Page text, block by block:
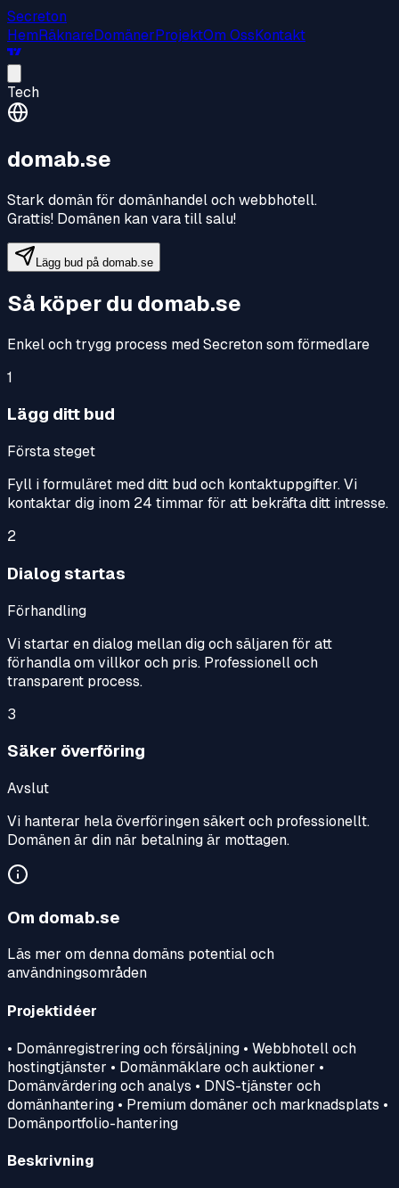
Secreton
HemRäknareDomänerProjektOm OssKontakt
Tech
domab.se
Stark domän för domänhandel och webbhotell.
Grattis! Domänen kan vara till salu!
Lägg bud på domab.se
Så köper du domab.se
Enkel och trygg process med Secreton som förmedlare
1
Lägg ditt bud
Första steget
Fyll i formuläret med ditt bud och kontaktuppgifter. Vi
kontaktar dig inom 24 timmar för att bekräfta ditt intresse.
2
Dialog startas
Förhandling
Vi startar en dialog mellan dig och säljaren för att
förhandla om villkor och pris. Professionell och
transparent process.
3
Säker överföring
Avslut
Vi hanterar hela överföringen säkert och professionellt.
Domänen är din när betalning är mottagen.
Om domab.se
Läs mer om denna domäns potential och
användningsområden
Projektidéer
• Domänregistrering och försäljning • Webbhotell och
hostingtjänster • Domänmäklare och auktioner •
Domänvärdering och analys • DNS-tjänster och
domänhantering • Premium domäner och marknadsplats •
Domänportfolio-hantering
Beskrivning